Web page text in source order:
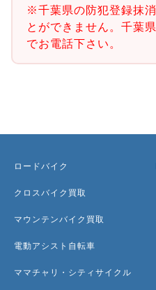
※千葉県の防犯登録抹
とができません。千葉
でお電話下さい。
ロードバイク
クロスバイク買取
マウンテンバイク買取
電動アシスト自転車
ママチャリ・シティサイクル